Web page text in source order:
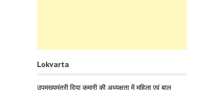
Lokvarta
उपमुख्यमंत्री दिया कुमारी की अध्यक्षता में महिला एवं बाल